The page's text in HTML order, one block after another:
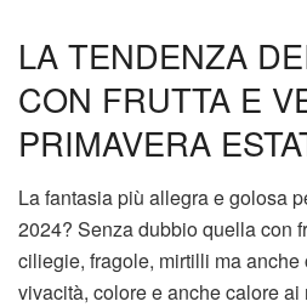
LA TENDENZA
CON FRUTTA E
PRIMAVERA
La fantasia più allegra e golosa
2024? Senza dubbio quella con
ciliegie, fragole, mirtilli ma
vivacità, colore e anche calore ai